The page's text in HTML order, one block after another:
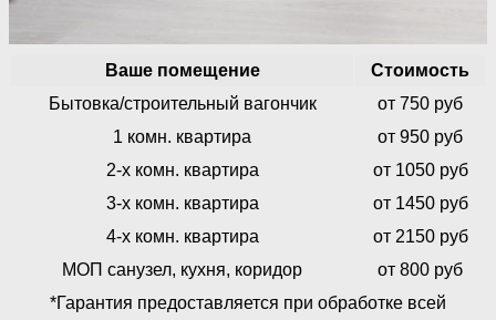
Ваше помещение
Стоимость
Бытовка/строительный вагончик
от 750 руб
1 комн. квартира
от 950 руб
2-х комн. квартира
от 1050 руб
3-х комн. квартира
от 1450 руб
4-х комн. квартира
от 2150 руб
МОП санузел, кухня, коридор
от 800 руб
*Гарантия предоставляется при обработке всей